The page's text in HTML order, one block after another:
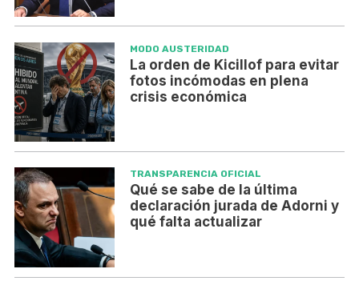
MODO AUSTERIDAD
La orden de Kicillof para evitar
fotos incómodas en plena
crisis económica
TRANSPARENCIA OFICIAL
Qué se sabe de la última
declaración jurada de Adorni y
qué falta actualizar